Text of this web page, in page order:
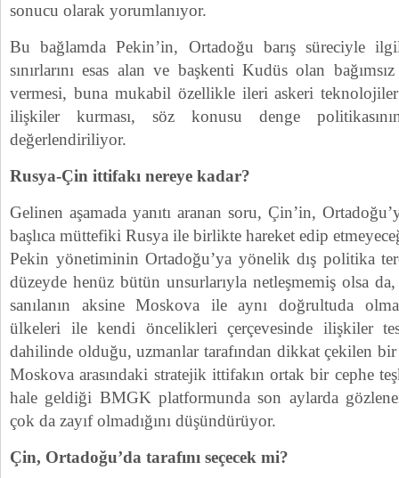
sonucu olarak yorumlanıyor.
Bu bağlamda Pekin’in, Ortadoğu barış süreciyle
sınırlarını esas alan ve başkenti Kudüs olan
vermesi, buna mukabil özellikle ileri askeri
ilişkiler kurması, söz konusu denge
değerlendiriliyor.
Rusya-Çin ittifakı nereye kadar?
Gelinen aşamada yanıtı aranan soru, Çin’in,
başlıca müttefiki Rusya ile birlikte hareket edip
Pekin yönetiminin Ortadoğu’ya yönelik dış politika
düzeyde henüz bütün unsurlarıyla netleşmemiş olsa da,
sanılanın aksine Moskova ile aynı doğrultuda
ülkeleri ile kendi öncelikleri çerçevesinde ilişkiler
dahilinde olduğu, uzmanlar tarafından dikkat çekilen
Moskova arasındaki stratejik ittifakın ortak bir cephe
hale geldiği BMGK platformunda son aylarda
çok da zayıf olmadığını düşündürüyor.
Çin, Ortadoğu’da tarafını seçecek mi?